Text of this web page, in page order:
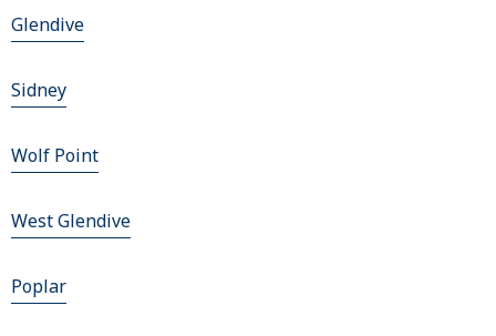
Glendive
Sidney
Wolf Point
West Glendive
Poplar